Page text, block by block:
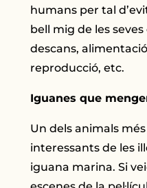
humans per tal
bell mig de les
descans,
reproducció, etc.
Iguanes que
Un dels animals
interessants de les
iguana marina. Si